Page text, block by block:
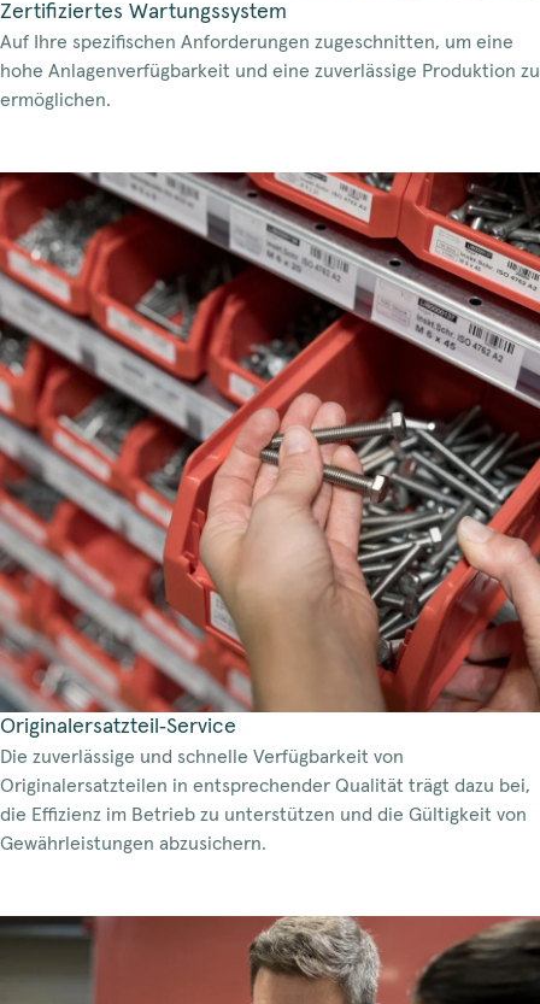
Zertifiziertes Wartungssystem
Auf Ihre spezifischen Anforderungen zugeschnitten, um eine
hohe Anlagenverfügbarkeit und eine zuverlässige Produktion zu
ermöglichen.
Originalersatzteil‑Service
Die zuverlässige und schnelle Verfügbarkeit von
Originalersatzteilen in entsprechender Qualität trägt dazu bei,
die Effizienz im Betrieb zu unterstützen und die Gültigkeit von
Gewährleistungen abzusichern.